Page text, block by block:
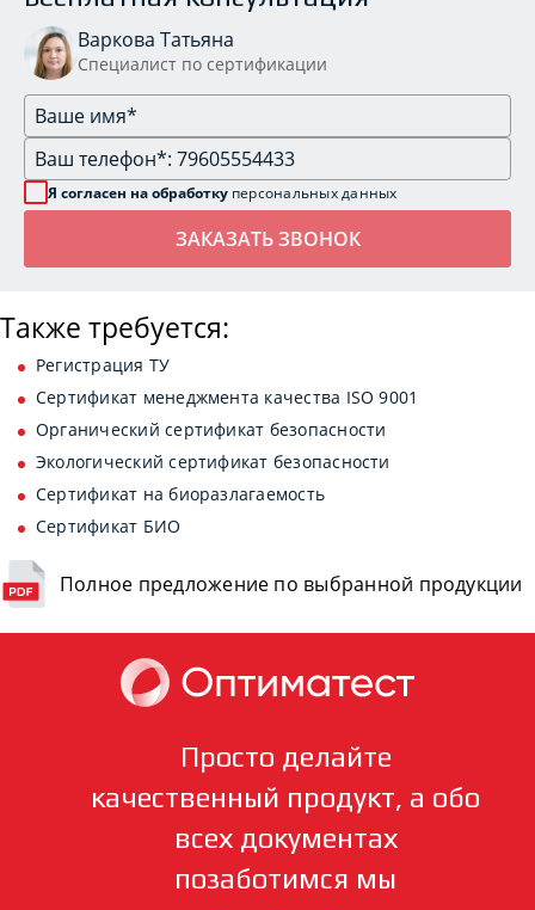
Варкова Татьяна
Специалист по сертификации
Я согласен на обработку персональных данных
Также требуется:
Регистрация ТУ
Сертификат менеджмента качества ISO 9001
Органический сертификат безопасности
Экологический сертификат безопасности
Сертификат на биоразлагаемость
Сертификат БИО
Полное предложение по выбранной продукции
Просто делайте
качественный продукт, а обо
всех документах
позаботимся мы